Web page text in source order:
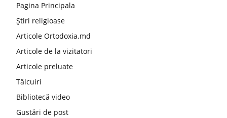
Pagina Principala
Știri religioase
Articole Ortodoxia.md
Articole de la vizitatori
Articole preluate
Tâlcuiri
Bibliotecă video
Gustări de post